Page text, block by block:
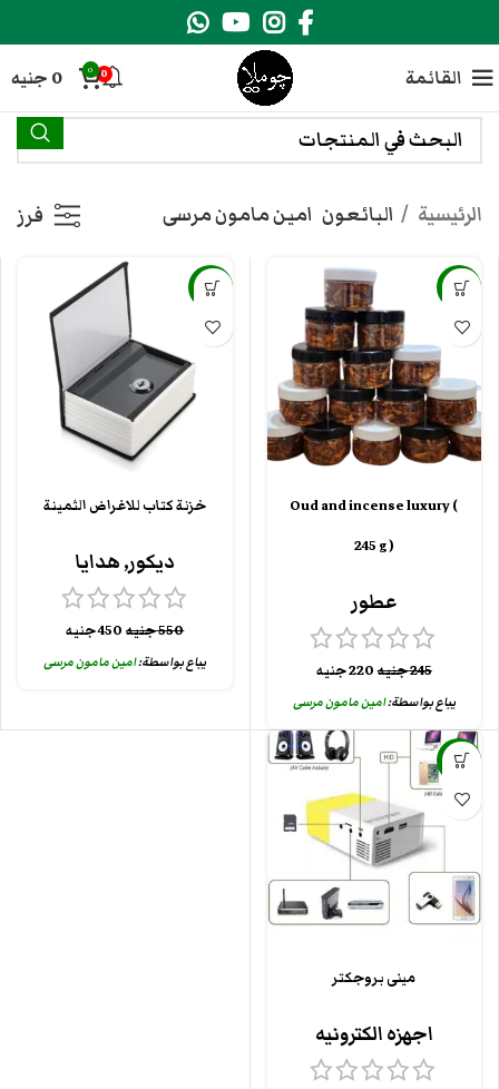
القائمة 0
0
0 جنيه
الرئيسية البائعون امين مامون مرسى فرز
-10%
Oud and incense luxury (
245 g )
عطور
245جنيه220جنيه
يباع بواسطة:امين مامون مرسى
-18%
خزنة كتاب للاغراض الثمينة
ديكور,هدايا
550جنيه 450جنيه
يباع بواسطة:امين مامون مرسى
-12%
مينى بروجكتر
اجهزه الكترونيه